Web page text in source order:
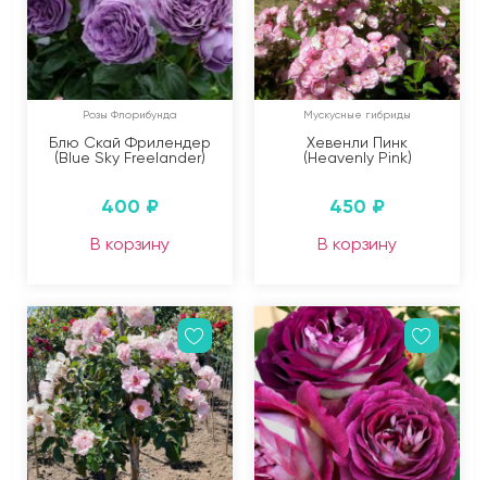
Розы Флорибунда
Блю Скай Фрилендер
(Blue Sky Freelander)
400 ₽
В корзину
Мускусные гибриды
Хевенли Пинк
(Heavenly Pink)
450 ₽
В корзину